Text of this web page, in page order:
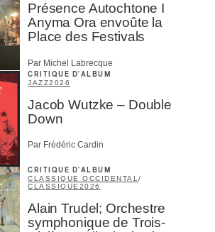
Présence Autochtone I
Anyma Ora envoûte la
Place des Festivals
Par Michel Labrecque
CRITIQUE D'ALBUM
JAZZ2026
Jacob Wutzke – Double
Down
Par Frédéric Cardin
CRITIQUE D'ALBUM
CLASSIQUE OCCIDENTAL /
CLASSIQUE 2026
Alain Trudel; Orchestre
symphonique de Trois-